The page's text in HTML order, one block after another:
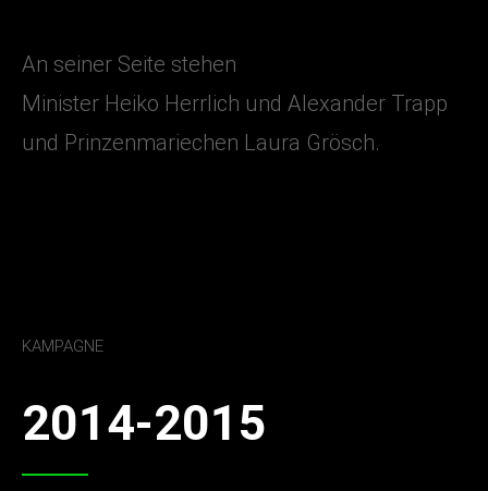
An seiner Seite stehen
Minister Heiko Herrlich und Alexander Trapp
und Prinzenmariechen Laura Grösch.
KAMPAGNE
2014-2015